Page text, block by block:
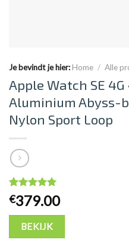
Je bevindt je hier: Home / Alle
Apple Watch SE
Aluminium Abyss-
Nylon Sport Loop
Waardering9.1
gebaseerd op
4
klantbeoordelingen
€379.00
BEKIJK